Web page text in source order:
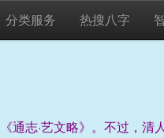
分类服务 热搜八字
通志·艺文略》。不过，清